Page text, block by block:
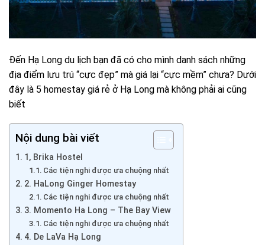
Đến Hạ Long du lịch bạn đã có cho mình danh sách những
địa điểm lưu trú “cực đẹp” mà giá lại “cực mềm” chưa? Dưới
đây là 5 homestay giá rẻ ở Hạ Long mà không phải ai cũng
biết
Nội dung bài viết
1, Brika Hostel
Các tiện nghi được ưa chuộng nhất
2. HaLong Ginger Homestay
Các tiện nghi được ưa chuộng nhất
3. Momento Ha Long – The Bay View
Các tiện nghi được ưa chuộng nhất
4. De LaVa Hạ Long